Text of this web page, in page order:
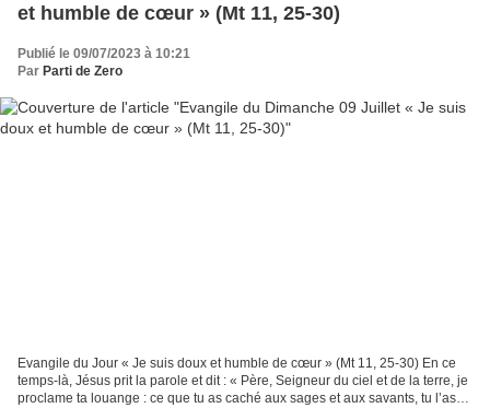
et humble de cœur » (Mt 11, 25-30)
Publié le 09/07/2023 à 10:21
Par Parti de Zero
Evangile du Jour « Je suis doux et humble de cœur » (Mt 11, 25-30) En ce
temps-là, Jésus prit la parole et dit : « Père, Seigneur du ciel et de la terre, je
proclame ta louange : ce que tu as caché aux sages et aux savants, tu l’as